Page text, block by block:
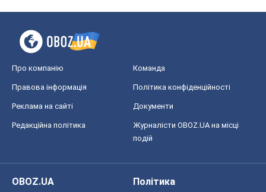
Про компанію Команда
Правова інформація Політика конфіденційності
Реклама на сайті Документи
Редакційна політика
Журналісти OBOZ.UA на місці
подій
OBOZ.UA
Політика